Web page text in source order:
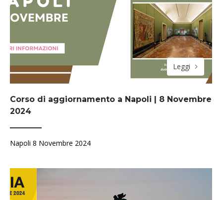
Leggi
Corso di aggiornamento a Napoli | 8 Novembre
2024
Napoli 8 Novembre 2024